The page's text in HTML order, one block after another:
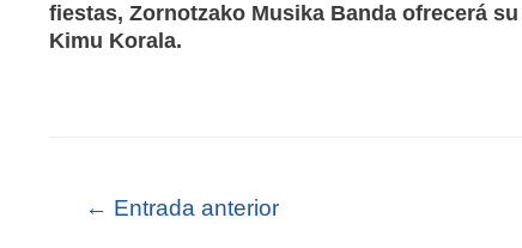
fiestas, Zornotzako Musika Banda ofrecerá
Kimu Korala.
← Entrada anterior